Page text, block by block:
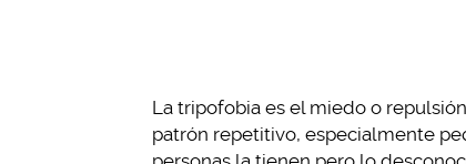
La tripofobia es el miedo o
patrón repetitivo, especialmente